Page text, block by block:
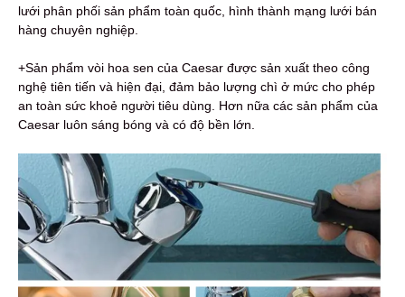
lưới phân phối sản phẩm toàn quốc, hình thành mạng lưới bán
hàng chuyên nghiệp.
+Sản phẩm vòi hoa sen của Caesar được sản xuất theo công
nghệ tiên tiến và hiện đại, đảm bảo lượng chì ở mức cho phép
an toàn sức khoẻ người tiêu dùng. Hơn nữa các sản phẩm của
Caesar luôn sáng bóng và có độ bền lớn.